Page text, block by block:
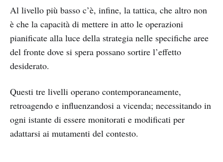
Al livello più basso c’è, infine, la tattica, che altro non
è che la capacità di mettere in atto le operazioni
pianificate alla luce della strategia nelle specifiche aree
del fronte dove si spera possano sortire l’effetto
desiderato.
Questi tre livelli operano contemporaneamente,
retroagendo e influenzandosi a vicenda; necessitando in
ogni istante di essere monitorati e modificati per
adattarsi ai mutamenti del contesto.